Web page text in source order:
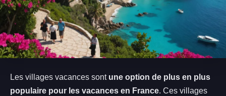
Les villages vacances sont une option de plus en plus
populaire pour les vacances en France. Ces villages